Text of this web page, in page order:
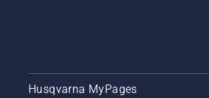
Husqvarna MyPages